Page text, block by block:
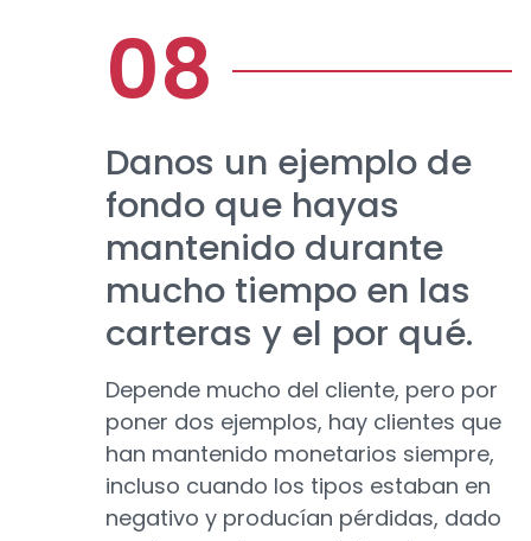
Danos un ejemplo de
fondo que hayas
mantenido durante
mucho tiempo en las
carteras y el por qué.
Depende mucho del cliente, pero por
poner dos ejemplos, hay clientes que
han mantenido monetarios siempre,
incluso cuando los tipos estaban en
negativo y producían pérdidas, dado